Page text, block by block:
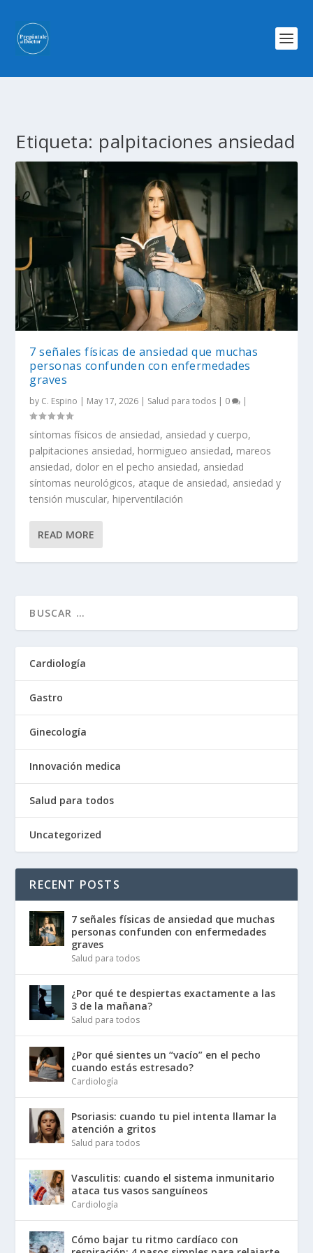
Etiqueta: palpitaciones ansiedad
7 señales físicas de ansiedad que muchas
personas confunden con enfermedades
graves
by C. Espino | May 17, 2026 | Salud para todos | 0 |
síntomas físicos de ansiedad, ansiedad y cuerpo,
palpitaciones ansiedad, hormigueo ansiedad, mareos
ansiedad, dolor en el pecho ansiedad, ansiedad
síntomas neurológicos, ataque de ansiedad, ansiedad y
tensión muscular, hiperventilación
READ MORE
Cardiología
Gastro
Ginecología
Innovación medica
Salud para todos
Uncategorized
RECENT POSTS
7 señales físicas de ansiedad que muchas
personas confunden con enfermedades
graves
Salud para todos
¿Por qué te despiertas exactamente a las
3 de la mañana?
Salud para todos
¿Por qué sientes un “vacío” en el pecho
cuando estás estresado?
Cardiología
Psoriasis: cuando tu piel intenta llamar la
atención a gritos
Salud para todos
Vasculitis: cuando el sistema inmunitario
ataca tus vasos sanguíneos
Cardiología
Cómo bajar tu ritmo cardíaco con